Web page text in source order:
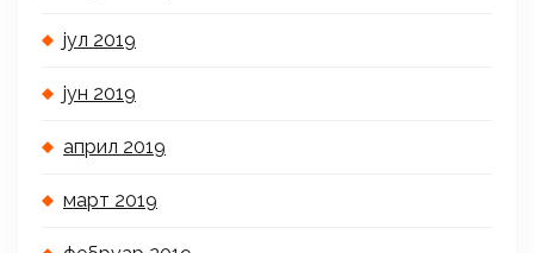
јул 2019
јун 2019
април 2019
март 2019